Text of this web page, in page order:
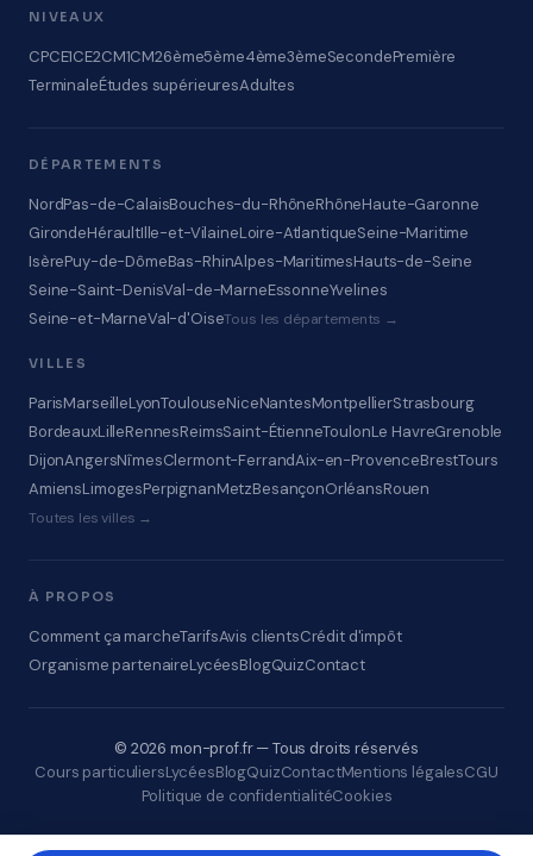
NIVEAUX
CPCE1CE2CM1CM26ème5ème4ème3èmeSecondePremière
TerminaleÉtudes supérieuresAdultes
DÉPARTEMENTS
NordPas-de-CalaisBouches-du-RhôneRhôneHaute-Garonne
GirondeHéraultIlle-et-VilaineLoire-AtlantiqueSeine-Maritime
IsèrePuy-de-DômeBas-RhinAlpes-MaritimesHauts-de-Seine
Seine-Saint-DenisVal-de-MarneEssonneYvelines
Seine-et-MarneVal-d'OiseTous les départements →
VILLES
ParisMarseilleLyonToulouseNiceNantesMontpellierStrasbourg
BordeauxLilleRennesReimsSaint-ÉtienneToulonLe HavreGrenoble
DijonAngersNîmesClermont-FerrandAix-en-ProvenceBrestTours
AmiensLimogesPerpignanMetzBesançonOrléansRouen
Toutes les villes →
À PROPOS
Comment ça marcheTarifsAvis clientsCrédit d'impôt
Organisme partenaireLycéesBlogQuizContact
© 2026 mon-prof.fr — Tous droits réservés
Cours particuliersLycéesBlogQuizContactMentions légalesCGU
Politique de confidentialitéCookies